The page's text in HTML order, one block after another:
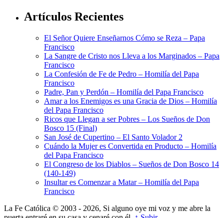
Artículos Recientes
El Señor Quiere Enseñarnos Cómo se Reza – Papa
Francisco
La Sangre de Cristo nos Lleva a los Marginados – Papa
Francisco
La Confesión de Fe de Pedro – Homilía del Papa
Francisco
Padre, Pan y Perdón – Homilía del Papa Francisco
Amar a los Enemigos es una Gracia de Dios – Homilía
del Papa Francisco
Ricos que Llegan a ser Pobres – Los Sueños de Don
Bosco 15 (Final)
San José de Cupertino – El Santo Volador 2
Cuándo la Mujer es Convertida en Producto – Homilía
del Papa Francisco
El Congreso de los Diablos – Sueños de Don Bosco 14
(140-149)
Insultar es Comenzar a Matar – Homilía del Papa
Francisco
La Fe Católica © 2003 - 2026, Si alguno oye mi voz y me abre la